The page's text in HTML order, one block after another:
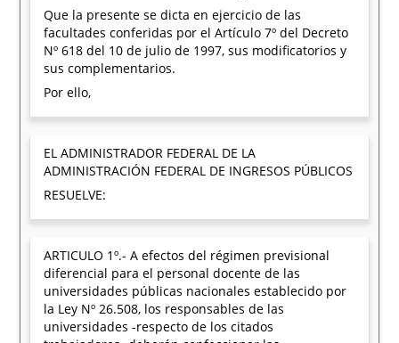
Que la presente se dicta en ejercicio de las
facultades conferidas por el Artículo 7º del Decreto
Nº 618 del 10 de julio de 1997, sus modificatorios y
sus complementarios.
Por ello,
EL ADMINISTRADOR FEDERAL DE LA
ADMINISTRACIÓN FEDERAL DE INGRESOS PÚBLICOS
RESUELVE:
ARTICULO 1º.- A efectos del régimen previsional
diferencial para el personal docente de las
universidades públicas nacionales establecido por
la Ley Nº 26.508, los responsables de las
universidades -respecto de los citados